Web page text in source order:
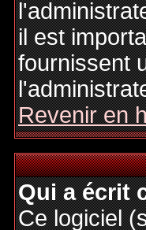
il est
fournissent
Revenir en
Qui a écrit
Ce logiciel